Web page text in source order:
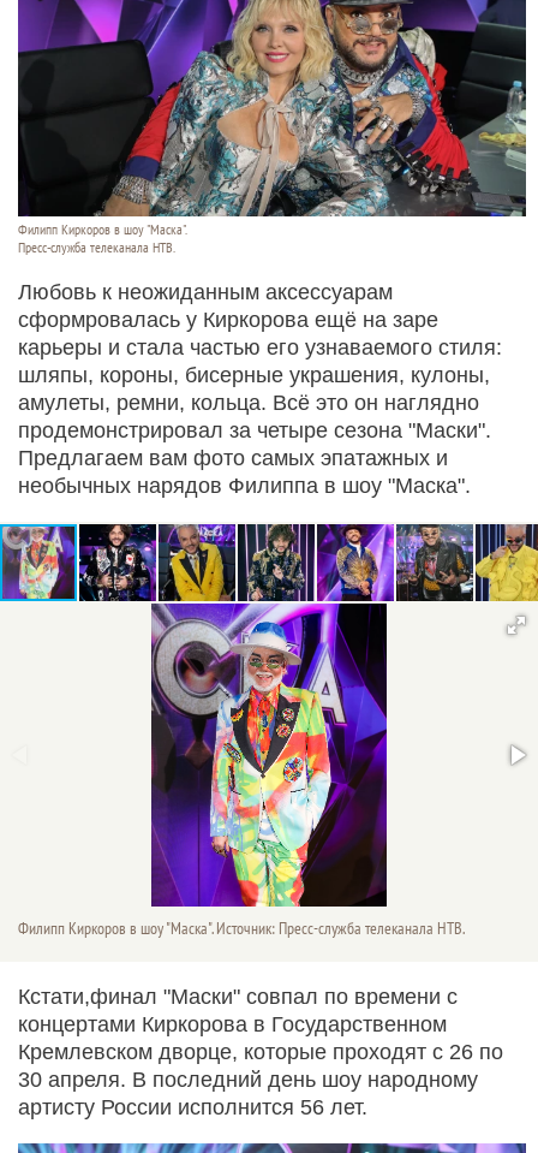
Филипп Киркоров в шоу "Маска".
Пресс-служба телеканала НТВ.
Любовь к неожиданным аксессуарам
сформровалась у Киркорова ещё на заре
карьеры и стала частью его узнаваемого стиля:
шляпы, короны, бисерные украшения, кулоны,
амулеты, ремни, кольца. Всё это он наглядно
продемонстрировал за четыре сезона "Маски".
Предлагаем вам фото самых эпатажных и
необычных нарядов Филиппа в шоу "Маска".
Филипп Киркоров в шоу "Маска". Источник: Пресс-служба телеканала НТВ.
Кстати,финал "Маски" совпал по времени с
концертами Киркорова в Государственном
Кремлевском дворце, которые проходят с 26 по
30 апреля. В последний день шоу народному
артисту России исполнится 56 лет.